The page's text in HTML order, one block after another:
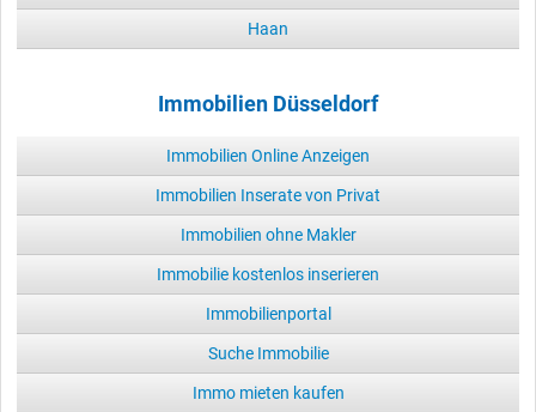
Haan
Immobilien Düsseldorf
Immobilien Online Anzeigen
Immobilien Inserate von Privat
Immobilien ohne Makler
Immobilie kostenlos inserieren
Immobilienportal
Suche Immobilie
Immo mieten kaufen